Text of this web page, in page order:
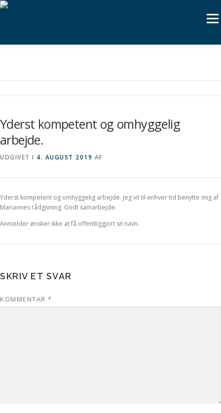
Spring til indhold
Menu
Yderst kompetent og omhyggelig
arbejde.
UDGIVET I 4. AUGUST 2019 AF
Yderst kompetent og omhyggelig arbejde. Jeg vil til enhver tid benytte mig af
Mariannes rådgivning. Godt samarbejde.
Anmelder ønsker ikke at få offentliggjort sit navn.
SKRIV ET SVAR
KOMMENTAR *